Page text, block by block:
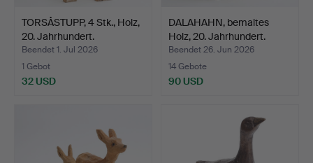
TORSÅSTUPP, 4 Stk., Holz,
20. Jahrhundert.
Beendet 1. Jul 2026
1 Gebot
32 USD
DALAHAHN, bemaltes
Holz, 20. Jahrhundert.
Beendet 26. Jun 2026
14 Gebote
90 USD